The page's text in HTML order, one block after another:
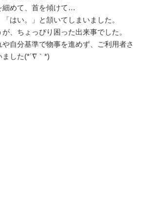
細めて、首を傾けて…
はい。」と頷いてしまいました。
、ちょっぴり困った出来事でした。
自分基準で物事を進めず、ご利用者さ
した(*´∇｀*)